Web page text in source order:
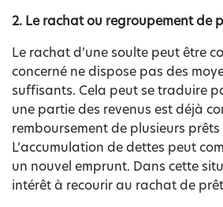
2. Le rachat ou regroupement de
Le rachat d’une soulte peut être
concerné ne dispose pas des
suffisants. Cela peut se traduire
une partie des revenus est déjà
remboursement de plusieurs
L’accumulation de dettes peut
un nouvel emprunt. Dans cette
intérêt à recourir au rachat de